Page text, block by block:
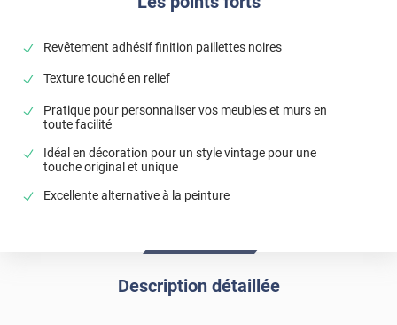
Revêtement adhésif finition paillettes noires
Texture touché en relief
Pratique pour personnaliser vos meubles et murs en
toute facilité
Idéal en décoration pour un style vintage pour une
touche original et unique
Excellente alternative à la peinture
Description détaillée